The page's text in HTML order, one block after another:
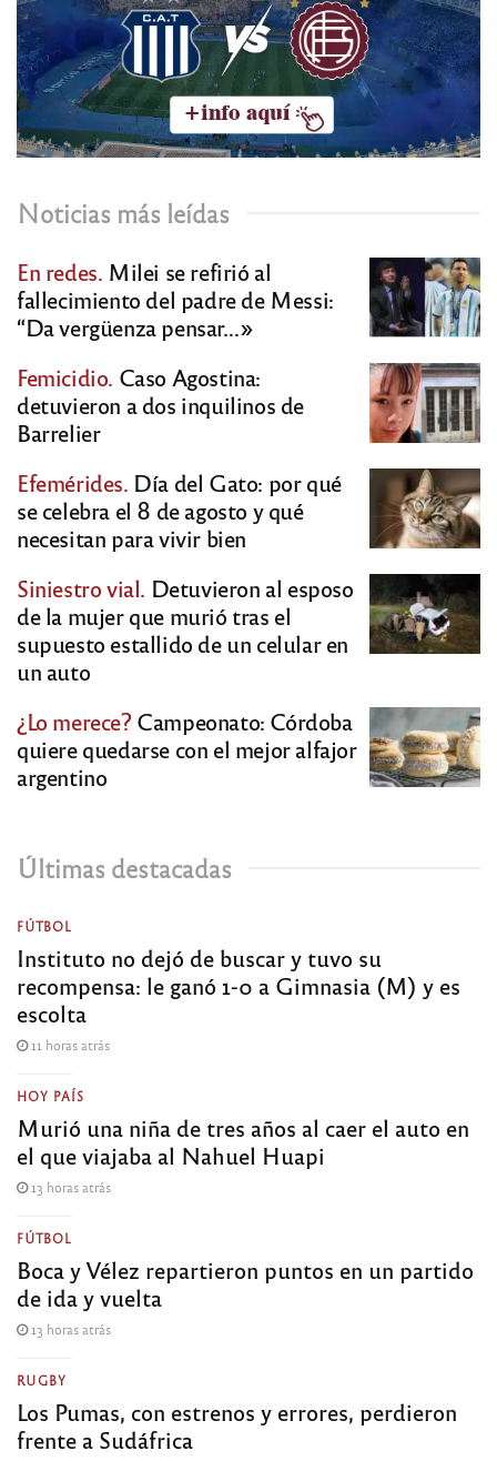
Noticias más leídas
En redes. Milei se refirió al
fallecimiento del padre de Messi:
“Da vergüenza pensar…»
Femicidio. Caso Agostina:
detuvieron a dos inquilinos de
Barrelier
Efemérides. Día del Gato: por qué
se celebra el 8 de agosto y qué
necesitan para vivir bien
Siniestro vial. Detuvieron al esposo
de la mujer que murió tras el
supuesto estallido de un celular en
un auto
¿Lo merece?Campeonato: Córdoba
quiere quedarse con el mejor alfajor
argentino
Últimas destacadas
FÚTBOL
Instituto no dejó de buscar y tuvo su
recompensa: le ganó 1-0 a Gimnasia (M) y es
escolta
11 horas atrás
HOY PAÍS
Murió una niña de tres años al caer el auto en
el que viajaba al Nahuel Huapi
13 horas atrás
FÚTBOL
Boca y Vélez repartieron puntos en un partido
de ida y vuelta
13 horas atrás
RUGBY
Los Pumas, con estrenos y errores, perdieron
frente a Sudáfrica